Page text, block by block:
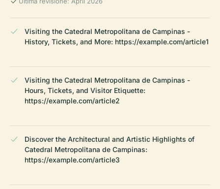
Visiting the Catedral Metropolitana de Campinas -
History, Tickets, and More: https://example.com/article1
Visiting the Catedral Metropolitana de Campinas -
Hours, Tickets, and Visitor Etiquette:
https://example.com/article2
Discover the Architectural and Artistic Highlights of
Catedral Metropolitana de Campinas:
https://example.com/article3